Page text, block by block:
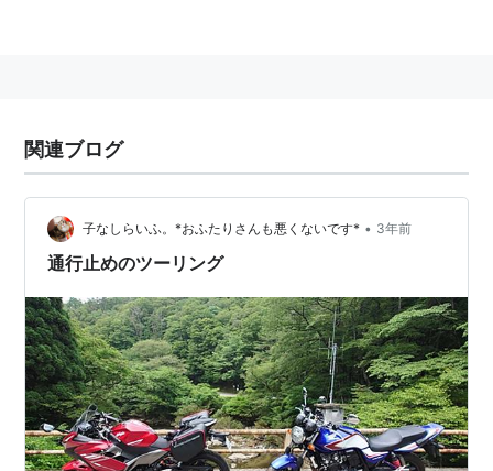
関連ブログ
子なしらいふ。*おふたりさんも悪くないです* • 3年前
通行止めのツーリング